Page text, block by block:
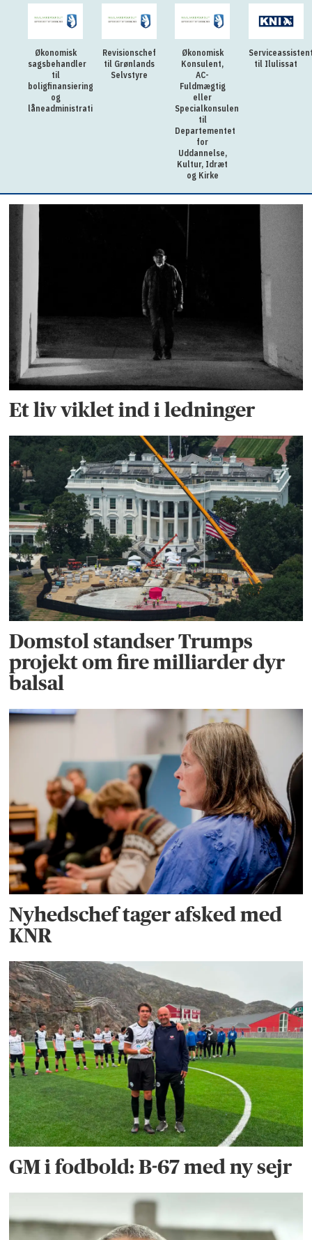
Økonomisk
sagsbehandler
til
boligfinansiering
og
låneadministration
Revisionschef
til Grønlands
Selvstyre
Økonomisk
Konsulent,
AC-
Fuldmægtig
eller
Specialkonsulent
til
Departementet
for
Uddannelse,
Kultur, Idræt
og Kirke
til Ilulissat
Et liv viklet ind i ledninger
Domstol standser Trumps
projekt om fire milliarder dyr
balsal
Nyhedschef tager afsked med
KNR
GM i fodbold: B-67 med ny sejr